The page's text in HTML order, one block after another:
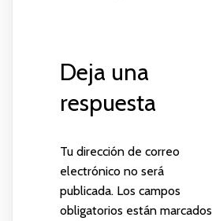
Deja una
respuesta
Tu dirección de correo
electrónico no será
publicada. Los campos
obligatorios están marcados